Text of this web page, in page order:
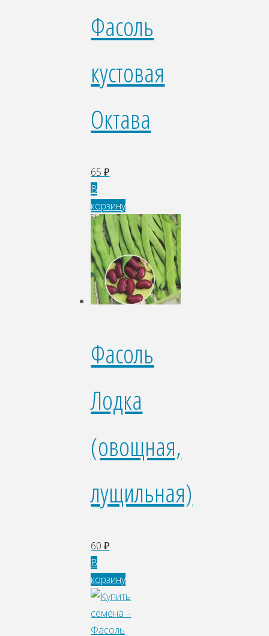
Фасоль
кустовая
Октава
65₽
В
корзину
Фасоль
Лодка
(овощная,
лущильная)
60₽
В
корзину